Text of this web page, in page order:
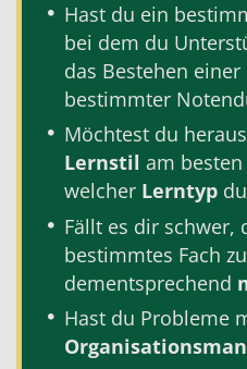
Hast du ein
bei dem du
das Bestehen
bestimmter
Möchtest du
Lernstil am
welcher Lerntyp
Fällt es dir schwer,
bestimmtes Fach zu
dementsprechend
Hast du Probleme